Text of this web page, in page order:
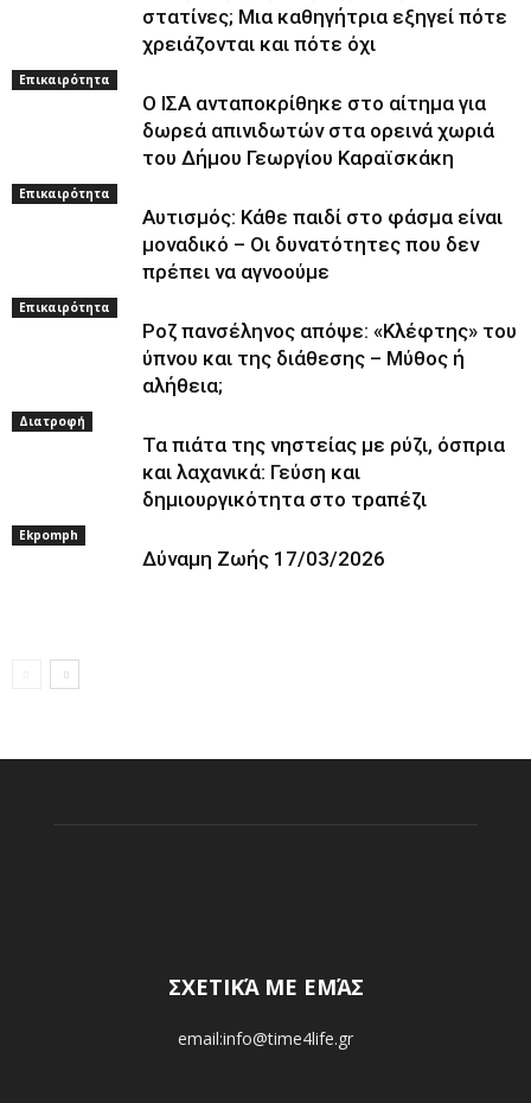
στατίνες; Μια καθηγήτρια εξηγεί πότε
χρειάζονται και πότε όχι
Επικαιρότητα
Ο ΙΣΑ ανταποκρίθηκε στο αίτημα για
δωρεά απινιδωτών στα ορεινά χωριά
του Δήμου Γεωργίου Καραϊσκάκη
Επικαιρότητα
Αυτισμός: Κάθε παιδί στο φάσμα είναι
μοναδικό – Οι δυνατότητες που δεν
πρέπει να αγνοούμε
Επικαιρότητα
Ροζ πανσέληνος απόψε: «Κλέφτης» του
ύπνου και της διάθεσης – Μύθος ή
αλήθεια;
Διατροφή
Τα πιάτα της νηστείας με ρύζι, όσπρια
και λαχανικά: Γεύση και
δημιουργικότητα στο τραπέζι
Ekpomph
Δύναμη Ζωής 17/03/2026
ΣΧΕΤΙΚΆ ΜΕ ΕΜΆΣ
email:info@time4life.gr